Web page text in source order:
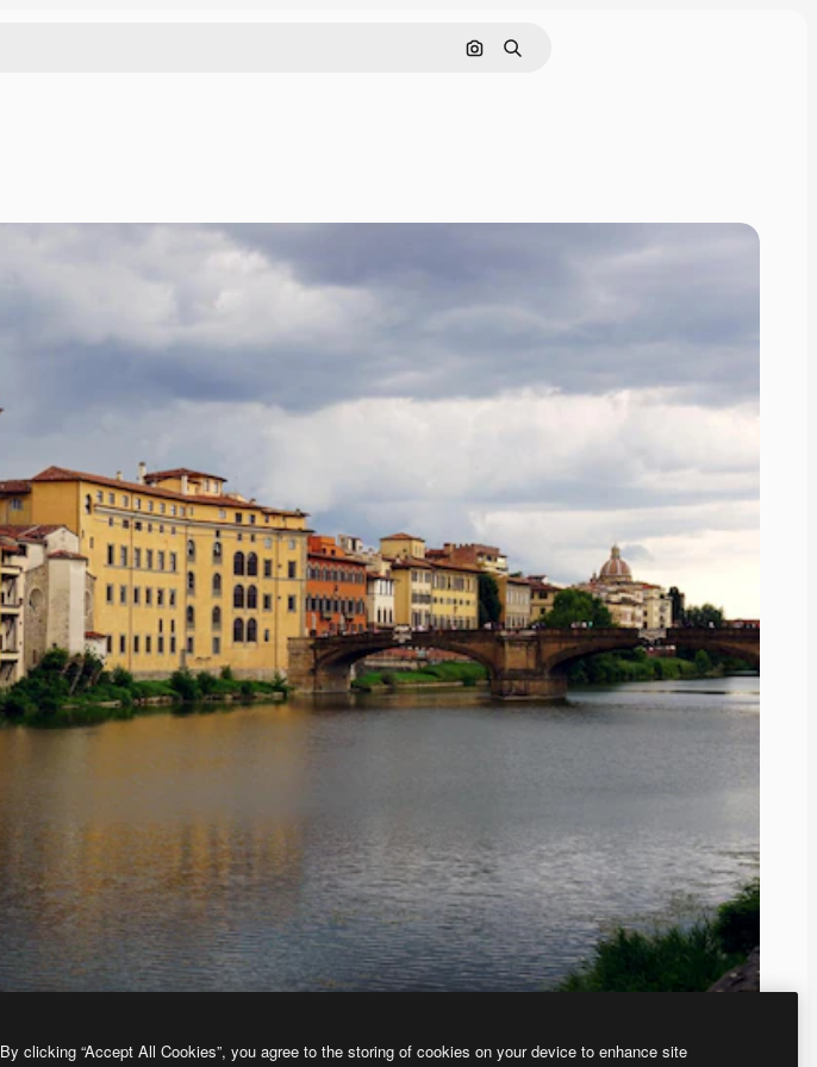
画像で検索
検索
By clicking “Accept All Cookies”, you agree to the storing of cookies on your device to enhance site